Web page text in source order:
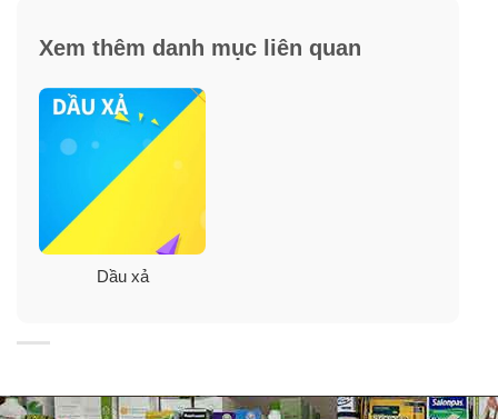
Xem thêm danh mục liên quan
Dầu xả